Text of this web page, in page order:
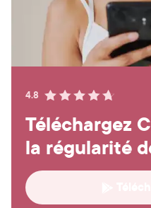
4.8
Téléchargez
la régularité